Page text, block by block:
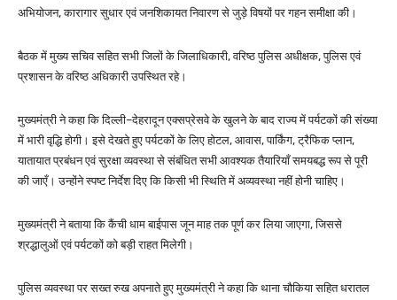
अभियोजन, कारागार सुधार एवं जनशिकायत निवारण से जुड़े विषयों पर गहन समीक्षा की।
बैठक में मुख्य सचिव सहित सभी जिलों के जिलाधिकारी, वरिष्ठ पुलिस अधीक्षक, पुलिस एवं
प्रशासन के वरिष्ठ अधिकारी उपस्थित रहे।
मुख्यमंत्री ने कहा कि दिल्ली–देहरादून एक्सप्रेसवे के खुलने के बाद राज्य में पर्यटकों की संख्या
में भारी वृद्धि होगी। इसे देखते हुए पर्यटकों के लिए होटल, आवास, पार्किंग, ट्रैफिक प्लान,
यातायात प्रबंधन एवं सुरक्षा व्यवस्था से संबंधित सभी आवश्यक तैयारियाँ समयबद्ध रूप से पूरी
की जाएँ। उन्होंने स्पष्ट निर्देश दिए कि किसी भी स्थिति में अव्यवस्था नहीं होनी चाहिए।
मुख्यमंत्री ने बताया कि कैंची धाम बाईपास जून माह तक पूर्ण कर लिया जाएगा, जिससे
श्रद्धालुओं एवं पर्यटकों को बड़ी राहत मिलेगी।
पुलिस व्यवस्था पर सख्त रुख अपनाते हुए मुख्यमंत्री ने कहा कि थाना चौकिया सहित धरातल